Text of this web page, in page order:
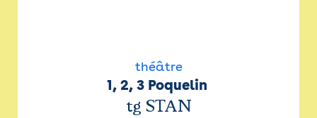
théâtre
1, 2, 3 Poquelin
tg STAN